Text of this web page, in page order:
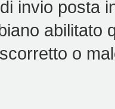
invio posta
abilitato
o